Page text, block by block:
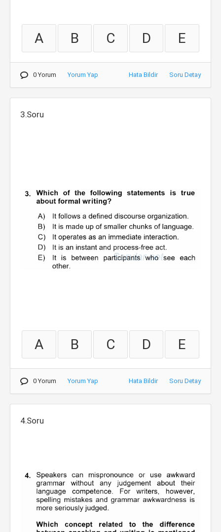
A B C D E
0 Yorum Yorum Yap Hata Bildir Soru Detay
3.Soru
A B C D E
0 Yorum Yorum Yap Hata Bildir Soru Detay
4.Soru